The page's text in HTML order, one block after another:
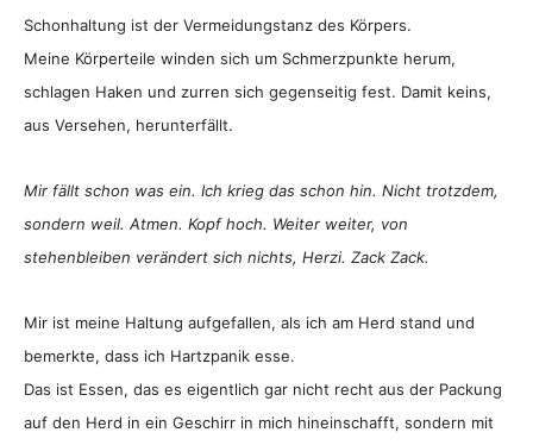
Schonhaltung ist der Vermeidungstanz des Körpers.
Meine Körperteile winden sich um Schmerzpunkte herum,
schlagen Haken und zurren sich gegenseitig fest. Damit keins,
aus Versehen, herunterfällt.
Mir fällt schon was ein. Ich krieg das schon hin. Nicht trotzdem,
sondern weil. Atmen. Kopf hoch. Weiter weiter, von
stehenbleiben verändert sich nichts, Herzi. Zack Zack.
Mir ist meine Haltung aufgefallen, als ich am Herd stand und
bemerkte, dass ich Hartzpanik esse.
Das ist Essen, das es eigentlich gar nicht recht aus der Packung
auf den Herd in ein Geschirr in mich hineinschafft, sondern mit